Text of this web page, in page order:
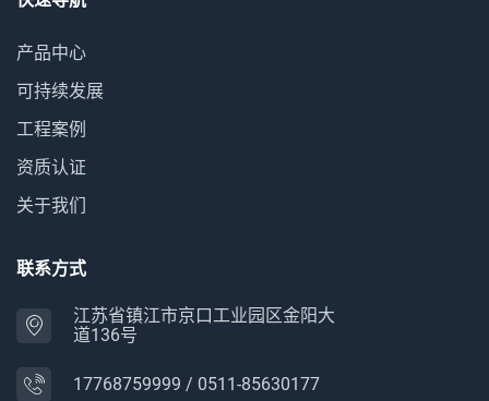
产品中心
可持续发展
工程案例
资质认证
关于我们
联系方式
江苏省镇江市京口工业园区金阳大
道136号
17768759999 / 0511-85630177